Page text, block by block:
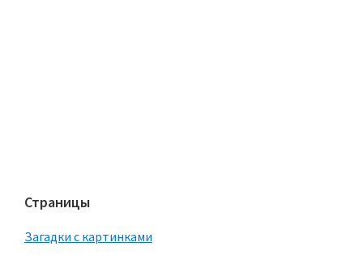
Страницы
Загадки с картинками